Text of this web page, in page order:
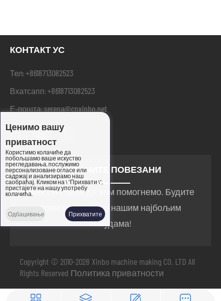
КОНТАКТ УС
Тел:+8618713082523
Вхатсапп:+8618713082523
Е-пошта:serena@cnxinbo.net
ОСТАНИТЕ ПОВЕЗАНИ
увек смо овде да вам помогнемо. Будите
први који знате о нашим најбољим
понудама!
Copyright © 2010-2028 Xinbo machine making CO. LTD All
Rights Reserved Политика приватности
Ценимо вашу
приватност
Користимо колачиће да
побољшамо ваше искуство
прегледавања, послужимо
персонализоване огласе или
садржај и анализирамо наш
саобраћај. Кликом на \ "Прихвати \",
пристајете на нашу употребу
колачића.
Одбацивање Прихватите